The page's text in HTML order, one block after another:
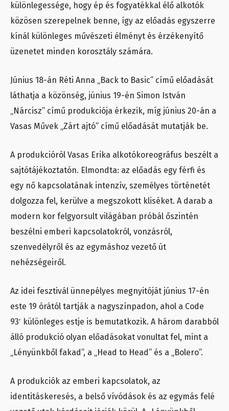
különlegessége, hogy ép és fogyatékkal élő alkotók
közösen szerepelnek benne, így az előadás egyszerre
kínál különleges művészeti élményt és érzékenyítő
üzenetet minden korosztály számára.
Június 18-án Réti Anna „Back to Basic” című előadását
láthatja a közönség, június 19-én Simon István
„Nárcisz” című produkciója érkezik, míg június 20-án a
Vasas Művek „Zárt ajtó” című előadását mutatják be.
A produkcióról Vasas Erika alkotókoreográfus beszélt a
sajtótájékoztatón. Elmondta: az előadás egy férfi és
egy nő kapcsolatának intenzív, személyes történetét
dolgozza fel, kerülve a megszokott kliséket. A darab a
modern kor felgyorsult világában próbál őszintén
beszélni emberi kapcsolatokról, vonzásról,
szenvedélyről és az egymáshoz vezető út
nehézségeiről.
Az idei fesztivál ünnepélyes megnyitóját június 17-én
este 19 órától tartják a nagyszínpadon, ahol a Code
93′ különleges estje is bemutatkozik. A három darabból
álló produkció olyan előadásokat vonultat fel, mint a
„Lényünkből fakad”, a „Head to Head” és a „Bolero”.
A produkciók az emberi kapcsolatok, az
identitáskeresés, a belső vívódások és az egymás felé